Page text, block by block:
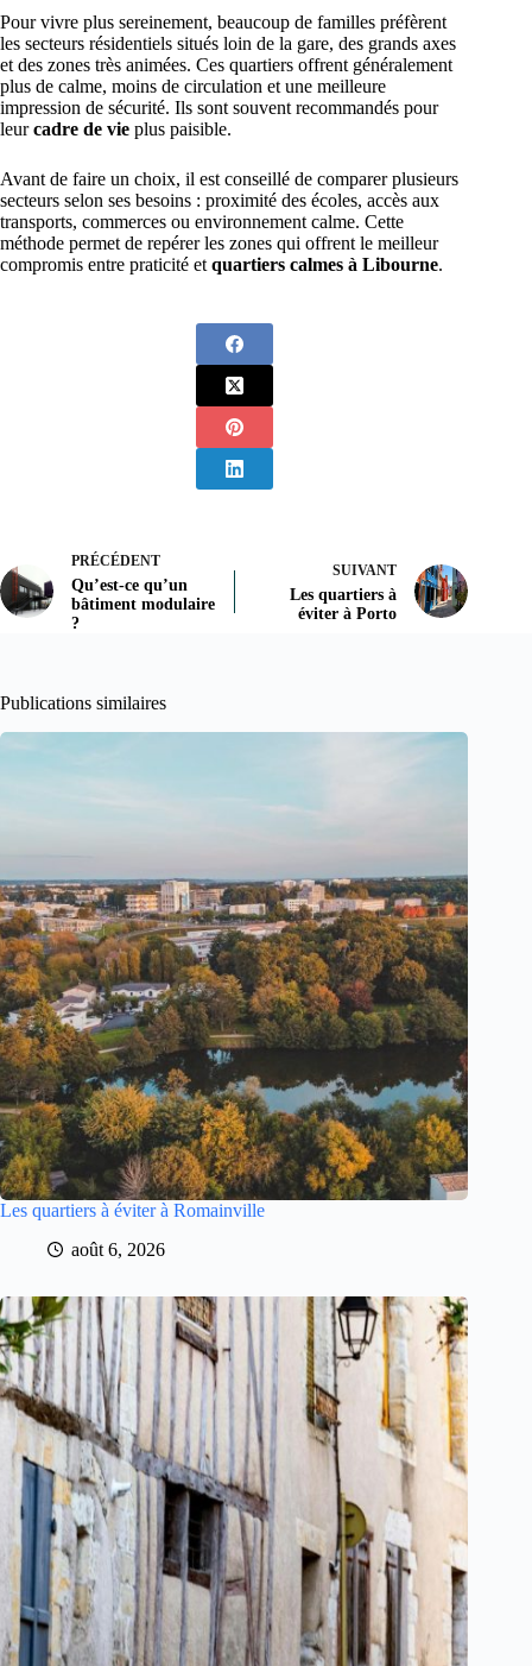
Pour vivre plus sereinement, beaucoup de familles préfèrent
les secteurs résidentiels situés loin de la gare, des grands axes
et des zones très animées. Ces quartiers offrent généralement
plus de calme, moins de circulation et une meilleure
impression de sécurité. Ils sont souvent recommandés pour
leurcadre de vie plus paisible.
Avant de faire un choix, il est conseillé de comparer plusieurs
secteurs selon ses besoins : proximité des écoles, accès aux
transports, commerces ou environnement calme. Cette
méthode permet de repérer les zones qui offrent le meilleur
compromis entre praticité et quartiers calmes à Libourne.
PRÉCÉDENT
Qu’est-ce qu’un
bâtiment modulaire
?
SUIVANT
Les quartiers à
éviter à Porto
Publications similaires
Les quartiers à éviter à Romainville
août 6, 2026